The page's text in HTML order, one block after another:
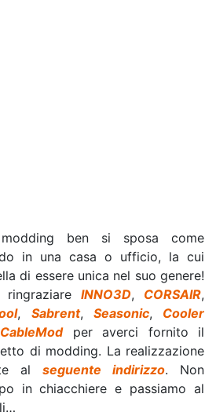
ben si sposa come
in una casa o ufficio, la cui
di essere unica nel suo genere!
INNO3D, CORSAIR,
, Sabrent, Seasonic, Cooler
CableModper averci fornito il
di modding. La realizzazione
al seguente indirizzo. Non
in chiacchiere e passiamo al